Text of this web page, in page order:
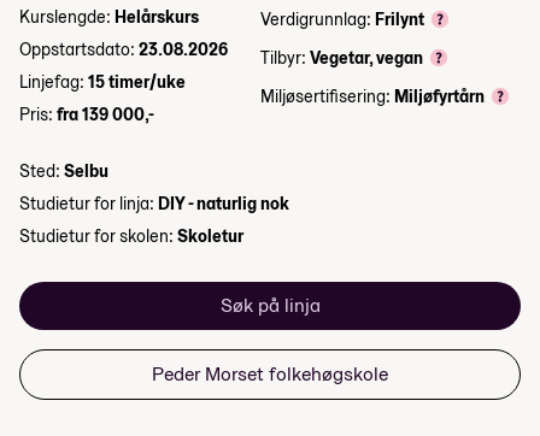
Kurslengde: Helårskurs
Oppstartsdato: 23.08.2026
Linjefag: 15 timer/uke
Pris: fra 139 000,-
Verdigrunnlag: Frilynt
Tilbyr: Vegetar, vegan
Miljøsertifisering: Miljøfyrtårn
Sted: Selbu
Studietur for linja: DIY - naturlig nok
Studietur for skolen: Skoletur
Søk på linja
Peder Morset folkehøgskole